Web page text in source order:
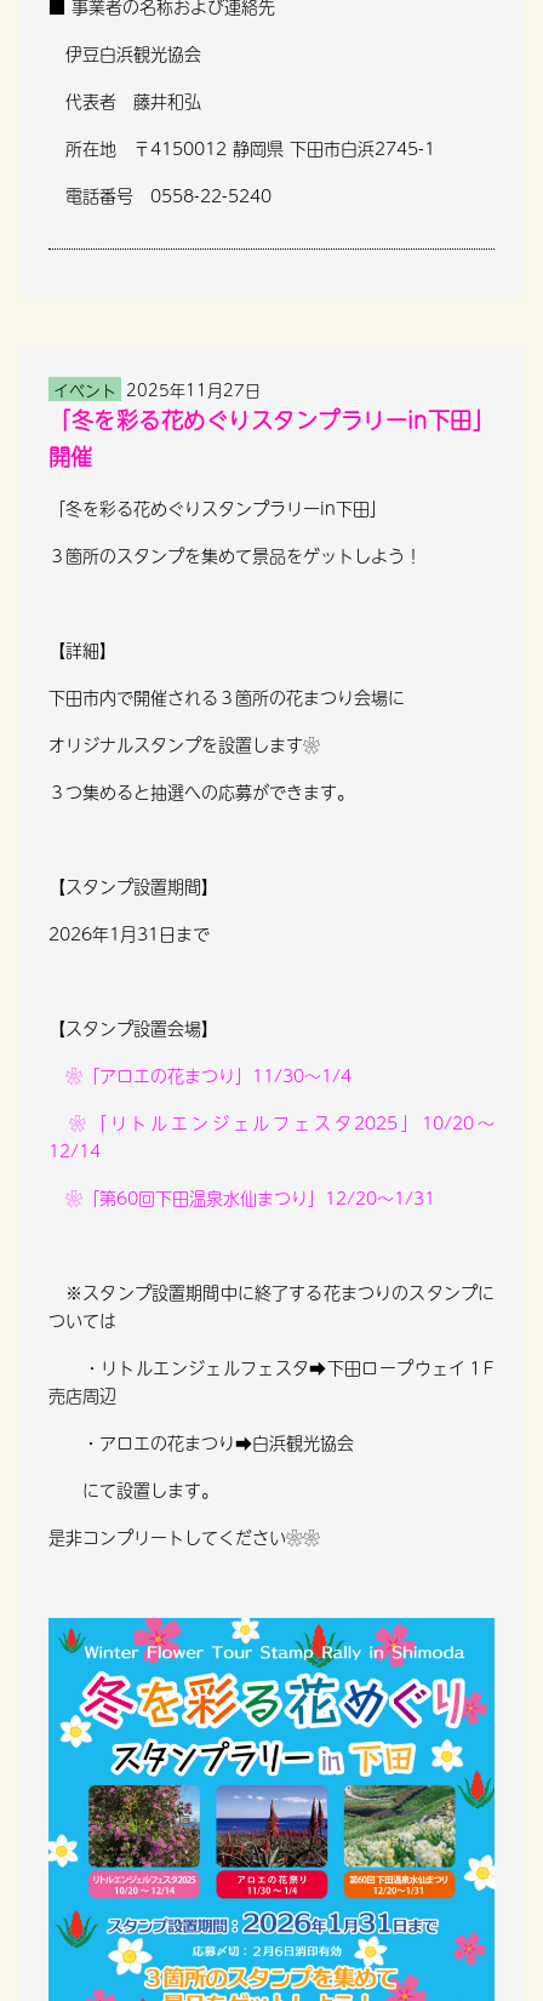
■ 事業者の名称および連絡先
伊豆白浜観光協会
代表者 藤井和弘
所在地 〒4150012 静岡県 下田市白浜2745-1
電話番号 0558-22-5240
イベント 2025年11月27日
「冬を彩る花めぐりスタンプラリーin下田」
開催
「冬を彩る花めぐりスタンプラリーin下田」
３箇所のスタンプを集めて景品をゲットしよう！
【詳細】
下田市内で開催される３箇所の花まつり会場に
オリジナルスタンプを設置します❀
３つ集めると抽選への応募ができます。
【スタンプ設置期間】
2026年1月31日まで
【スタンプ設置会場】
❀「アロエの花まつり」11/30～1/4
❀「リトルエンジェルフェスタ2025」10/20～
12/14
❀「第60回下田温泉水仙まつり」12/20～1/31
※スタンプ設置期間中に終了する花まつりのスタンプに
ついては
・リトルエンジェルフェスタ➡下田ロープウェイ１F
売店周辺
・アロエの花まつり➡白浜観光協会
にて設置します。
是非コンプリートしてください❀❀